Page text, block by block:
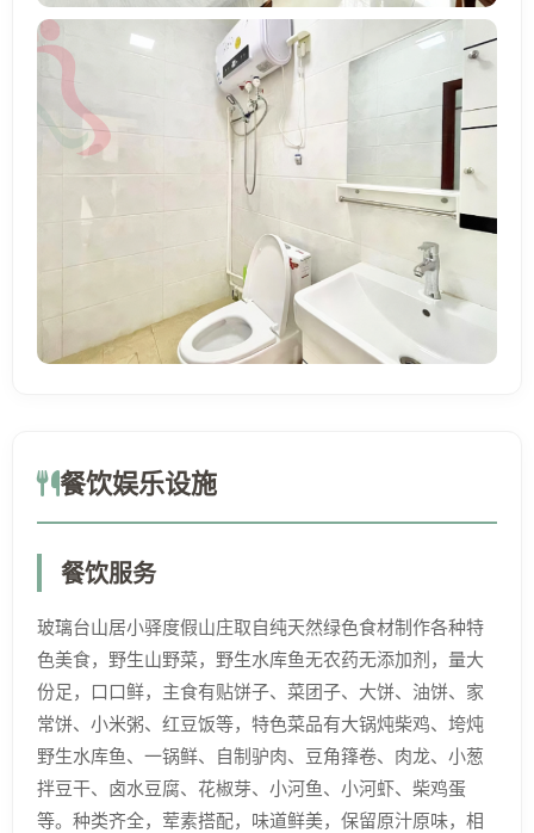
餐饮娱乐设施
餐饮服务
玻璃台山居小驿度假山庄取自纯天然绿色食材制作各种特
色美食，野生山野菜，野生水库鱼无农药无添加剂，量大
份足，口口鲜，主食有贴饼子、菜团子、大饼、油饼、家
常饼、小米粥、红豆饭等，特色菜品有大锅炖柴鸡、垮炖
野生水库鱼、一锅鲜、自制驴肉、豆角箨卷、肉龙、小葱
拌豆干、卤水豆腐、花椒芽、小河鱼、小河虾、柴鸡蛋
等。种类齐全，荤素搭配，味道鲜美，保留原汁原味，相